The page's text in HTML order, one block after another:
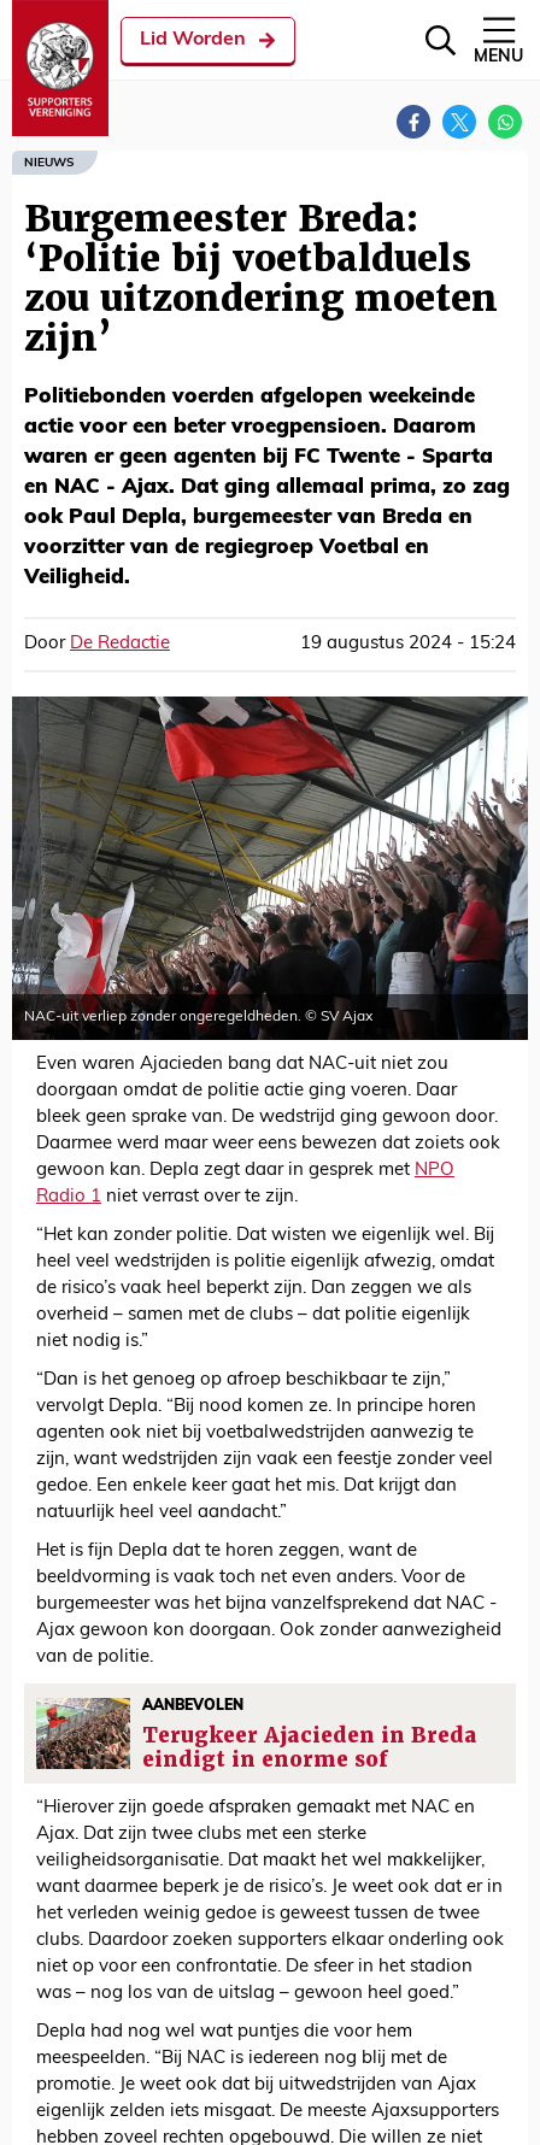
Lid Worden
MENU
NIEUWS
Burgemeester Breda:
‘Politie bij voetbalduels
zou uitzondering moeten
zijn’
Politiebonden voerden afgelopen weekeinde
actie voor een beter vroegpensioen. Daarom
waren er geen agenten bij FC Twente - Sparta
en NAC - Ajax. Dat ging allemaal prima, zo zag
ook Paul Depla, burgemeester van Breda en
voorzitter van de regiegroep Voetbal en
Veiligheid.
Door De Redactie 19 augustus 2024 - 15:24
NAC-uit verliep zonder ongeregeldheden. © SV Ajax
Even waren Ajacieden bang dat NAC-uit niet zou
doorgaan omdat de politie actie ging voeren. Daar
bleek geen sprake van. De wedstrijd ging gewoon door.
Daarmee werd maar weer eens bewezen dat zoiets ook
gewoon kan. Depla zegt daar in gesprek met NPO
Radio 1 niet verrast over te zijn.
“Het kan zonder politie. Dat wisten we eigenlijk wel. Bij
heel veel wedstrijden is politie eigenlijk afwezig, omdat
de risico’s vaak heel beperkt zijn. Dan zeggen we als
overheid – samen met de clubs – dat politie eigenlijk
niet nodig is.”
“Dan is het genoeg op afroep beschikbaar te zijn,”
vervolgt Depla. “Bij nood komen ze. In principe horen
agenten ook niet bij voetbalwedstrijden aanwezig te
zijn, want wedstrijden zijn vaak een feestje zonder veel
gedoe. Een enkele keer gaat het mis. Dat krijgt dan
natuurlijk heel veel aandacht.”
Het is fijn Depla dat te horen zeggen, want de
beeldvorming is vaak toch net even anders. Voor de
burgemeester was het bijna vanzelfsprekend dat NAC -
Ajax gewoon kon doorgaan. Ook zonder aanwezigheid
van de politie.
AANBEVOLEN
Terugkeer Ajacieden in Breda
eindigt in enorme sof
“Hierover zijn goede afspraken gemaakt met NAC en
Ajax. Dat zijn twee clubs met een sterke
veiligheidsorganisatie. Dat maakt het wel makkelijker,
want daarmee beperk je de risico’s. Je weet ook dat er in
het verleden weinig gedoe is geweest tussen de twee
clubs. Daardoor zoeken supporters elkaar onderling ook
niet op voor een confrontatie. De sfeer in het stadion
was – nog los van de uitslag – gewoon heel goed.”
Depla had nog wel wat puntjes die voor hem
meespeelden. “Bij NAC is iedereen nog blij met de
promotie. Je weet ook dat bij uitwedstrijden van Ajax
eigenlijk zelden iets misgaat. De meeste Ajaxsupporters
hebben zoveel rechten opgebouwd. Die willen ze niet